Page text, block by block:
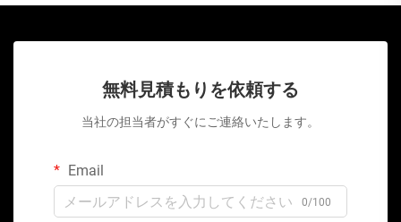
無料見積もりを依頼する
当社の担当者がすぐにご連絡いたします。
Email
0/100